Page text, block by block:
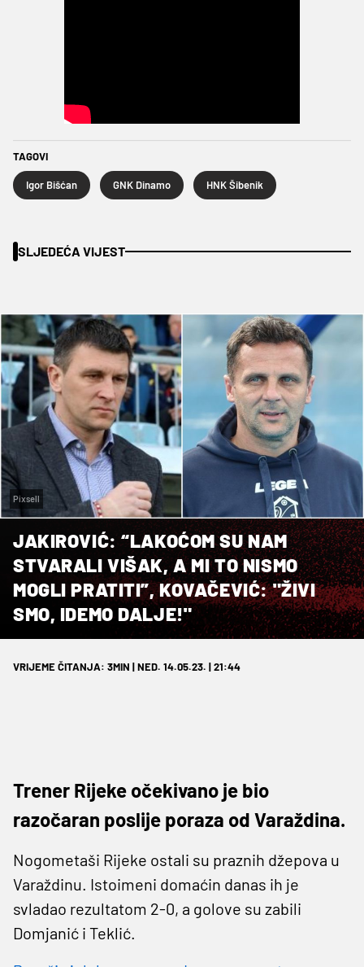
TAGOVI
Igor Bišćan GNK Dinamo HNK Šibenik
SLJEDEĆA VIJEST
Pixsell
JAKIROVIĆ: “LAKOĆOM SU NAM
STVARALI VIŠAK, A MI TO NISMO
MOGLI PRATITI”, KOVAČEVIĆ: "ŽIVI
SMO, IDEMO DALJE!"
VRIJEME ČITANJA: 3MIN | NED. 14.05.23. | 21:44
Trener Rijeke očekivano je bio
razočaran poslije poraza od Varaždina.
Nogometaši Rijeke ostali su praznih džepova u
Varaždinu. Istoimeni domaćin danas ih je
svladao rezultatom 2-0, a golove su zabili
Domjanić i Teklić.